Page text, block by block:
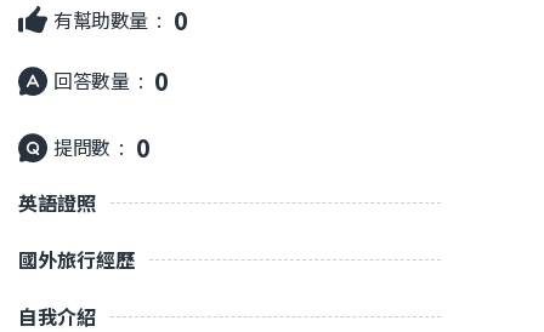
有幫助數量 : 0
回答數量 : 0
提問數 : 0
英語證照
國外旅行經歷
自我介紹